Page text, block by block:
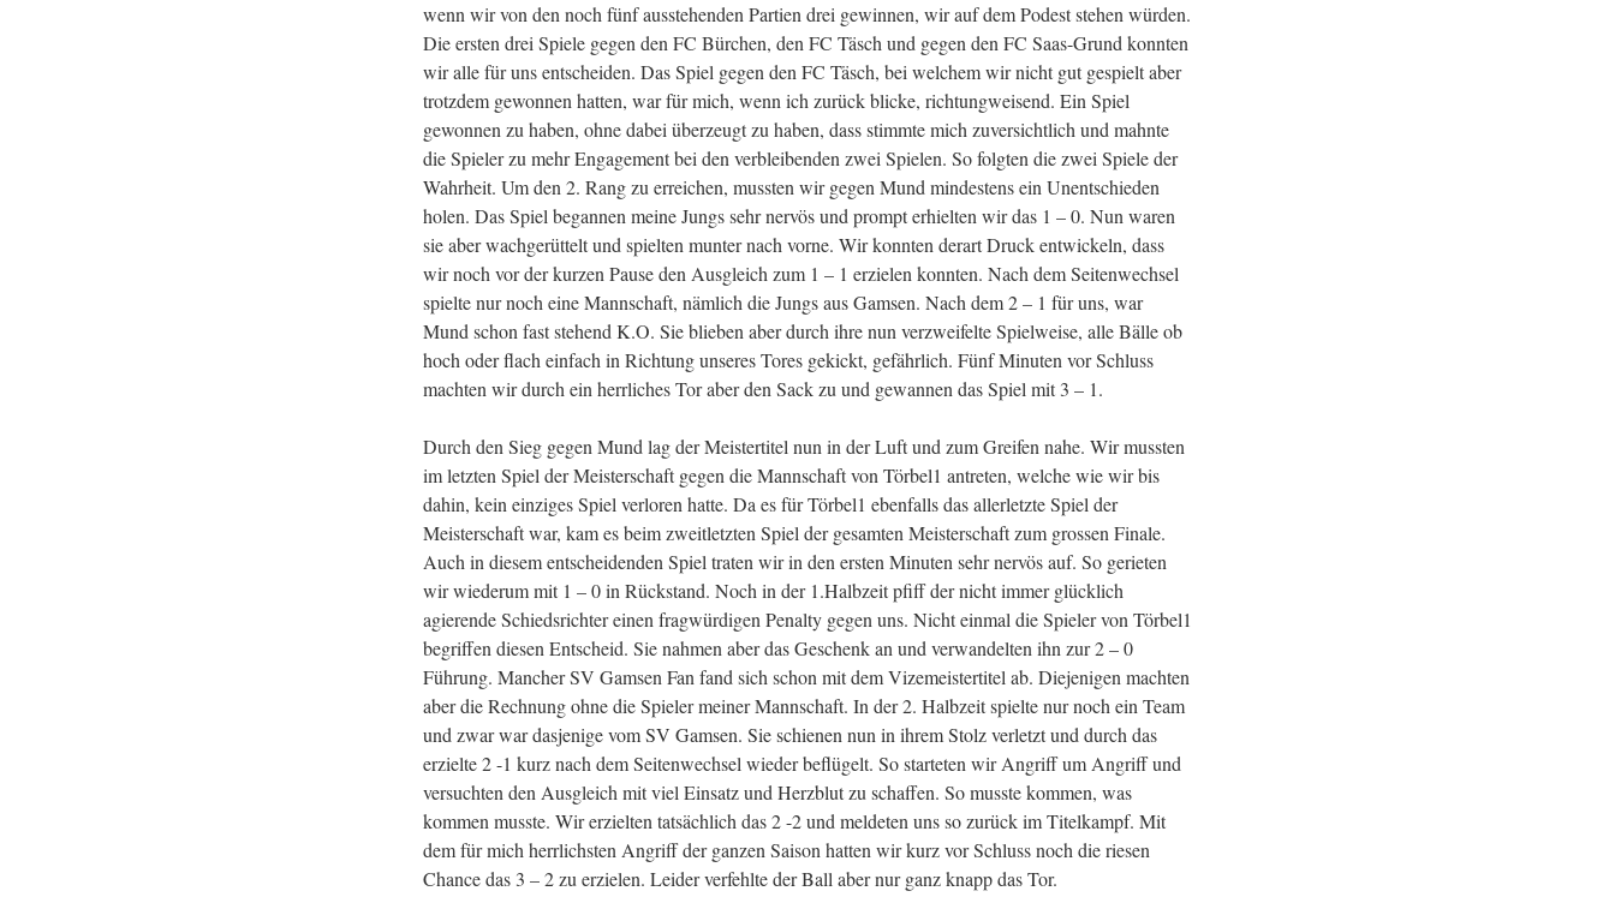
wenn wir von den noch fünf ausstehenden Partien drei gewinnen, wir auf dem Podest stehen würden.
Die ersten drei Spiele gegen den FC Bürchen, den FC Täsch und gegen den FC Saas-Grund konnten
wir alle für uns entscheiden. Das Spiel gegen den FC Täsch, bei welchem wir nicht gut gespielt aber
trotzdem gewonnen hatten, war für mich, wenn ich zurück blicke, richtungweisend. Ein Spiel
gewonnen zu haben, ohne dabei überzeugt zu haben, dass stimmte mich zuversichtlich und mahnte
die Spieler zu mehr Engagement bei den verbleibenden zwei Spielen. So folgten die zwei Spiele der
Wahrheit. Um den 2. Rang zu erreichen, mussten wir gegen Mund mindestens ein Unentschieden
holen. Das Spiel begannen meine Jungs sehr nervös und prompt erhielten wir das 1 – 0. Nun waren
sie aber wachgerüttelt und spielten munter nach vorne. Wir konnten derart Druck entwickeln, dass
wir noch vor der kurzen Pause den Ausgleich zum 1 – 1 erzielen konnten. Nach dem Seitenwechsel
spielte nur noch eine Mannschaft, nämlich die Jungs aus Gamsen. Nach dem 2 – 1 für uns, war
Mund schon fast stehend K.O. Sie blieben aber durch ihre nun verzweifelte Spielweise, alle Bälle ob
hoch oder flach einfach in Richtung unseres Tores gekickt, gefährlich. Fünf Minuten vor Schluss
machten wir durch ein herrliches Tor aber den Sack zu und gewannen das Spiel mit 3 – 1.
Durch den Sieg gegen Mund lag der Meistertitel nun in der Luft und zum Greifen nahe. Wir mussten
im letzten Spiel der Meisterschaft gegen die Mannschaft von Törbel1 antreten, welche wie wir bis
dahin, kein einziges Spiel verloren hatte. Da es für Törbel1 ebenfalls das allerletzte Spiel der
Meisterschaft war, kam es beim zweitletzten Spiel der gesamten Meisterschaft zum grossen Finale.
Auch in diesem entscheidenden Spiel traten wir in den ersten Minuten sehr nervös auf. So gerieten
wir wiederum mit 1 – 0 in Rückstand. Noch in der 1.Halbzeit pfiff der nicht immer glücklich
agierende Schiedsrichter einen fragwürdigen Penalty gegen uns. Nicht einmal die Spieler von Törbel1
begriffen diesen Entscheid. Sie nahmen aber das Geschenk an und verwandelten ihn zur 2 – 0
Führung. Mancher SV Gamsen Fan fand sich schon mit dem Vizemeistertitel ab. Diejenigen machten
aber die Rechnung ohne die Spieler meiner Mannschaft. In der 2. Halbzeit spielte nur noch ein Team
und zwar war dasjenige vom SV Gamsen. Sie schienen nun in ihrem Stolz verletzt und durch das
erzielte 2 -1 kurz nach dem Seitenwechsel wieder beflügelt. So starteten wir Angriff um Angriff und
versuchten den Ausgleich mit viel Einsatz und Herzblut zu schaffen. So musste kommen, was
kommen musste. Wir erzielten tatsächlich das 2 -2 und meldeten uns so zurück im Titelkampf. Mit
dem für mich herrlichsten Angriff der ganzen Saison hatten wir kurz vor Schluss noch die riesen
Chance das 3 – 2 zu erzielen. Leider verfehlte der Ball aber nur ganz knapp das Tor.